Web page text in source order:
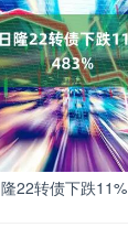
22转债下跌